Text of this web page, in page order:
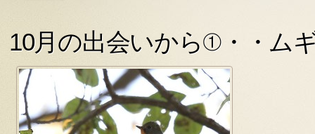
10月の出会いから①・・ム